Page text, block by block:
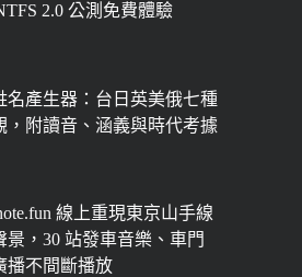
2.0 公測免費體驗
名產生器：台日英美俄七種
，附讀音、涵義與時代考據
線上重現東京山手線
景，30 站發車音樂、車門
播不間斷播放